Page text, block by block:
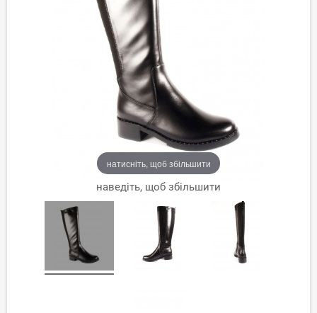
натисніть, щоб збільшити
наведіть, щоб збільшити